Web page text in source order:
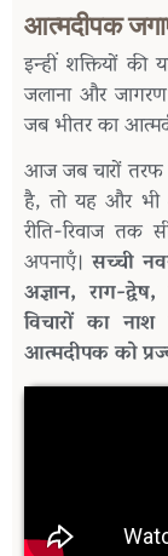
आत्मदीपक
इन्हीं शक्तियों की
जलाना और
जब भीतर का
आज जब चारों तरफ
है, तो यह और भी
रीति-रिवाज
अपनाएँ।सच्ची
अज्ञान, राग-
विचारों का
आत्मदीपक को